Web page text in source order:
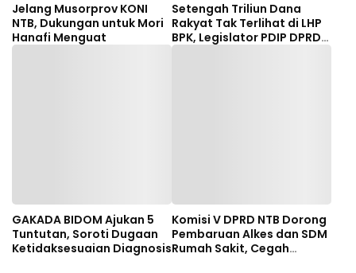
Jelang Musorprov KONI
NTB, Dukungan untuk Mori
Hanafi Menguat
Setengah Triliun Dana
Rakyat Tak Terlihat di LHP
BPK, Legislator PDIP DPRD
NTB Tuntut Audit
GAKADA BIDOM Ajukan 5
Tuntutan, Soroti Dugaan
Ketidaksesuaian Diagnosis
Komisi V DPRD NTB Dorong
Pembaruan Alkes dan SDM
Rumah Sakit, Cegah